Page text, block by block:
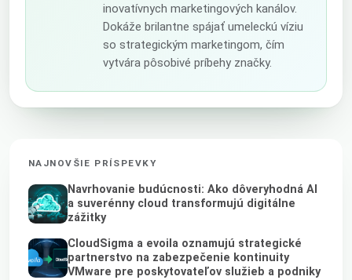
inovatívnych marketingových kanálov.
Dokáže brilantne spájať umeleckú víziu
so strategickým marketingom, čím
vytvára pôsobivé príbehy značky.
NAJNOVŠIE PRÍSPEVKY
Navrhovanie budúcnosti: Ako dôveryhodná AI
a suverénny cloud transformujú digitálne
zážitky
CloudSigma a evoila oznamujú strategické
partnerstvo na zabezpečenie kontinuity
VMware pre poskytovateľov služieb a podniky